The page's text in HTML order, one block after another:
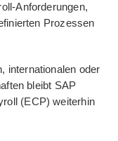
Anforderungen,
Prozessen
internationalen oder
bleibt SAP
(ECP) weiterhin